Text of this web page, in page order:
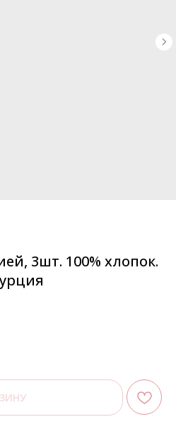
3шт. 100% хлопок.